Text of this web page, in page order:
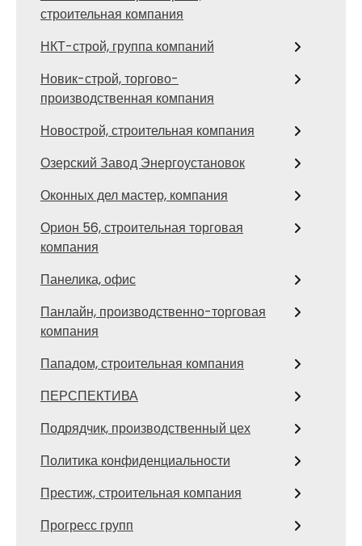
строительная компания
НКТ-строй, группа компаний
Новик-строй, торгово-
производственная компания
Новострой, строительная компания
Озерский Завод Энергоустановок
Оконных дел мастер, компания
Орион 56, строительная торговая
компания
Панелика, офис
Панлайн, производственно-торговая
компания
Пападом, строительная компания
ПЕРСПЕКТИВА
Подрядчик, производственный цех
Политика конфиденциальности
Престиж, строительная компания
Прогресс групп